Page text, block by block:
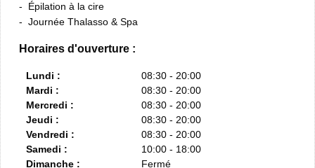
Épilation à la cire
Journée Thalasso & Spa
Horaires d'ouverture :
Lundi :
08:30 - 20:00
Mardi :
08:30 - 20:00
Mercredi :
08:30 - 20:00
Jeudi :
08:30 - 20:00
Vendredi :
08:30 - 20:00
Samedi :
10:00 - 18:00
Dimanche :
Fermé